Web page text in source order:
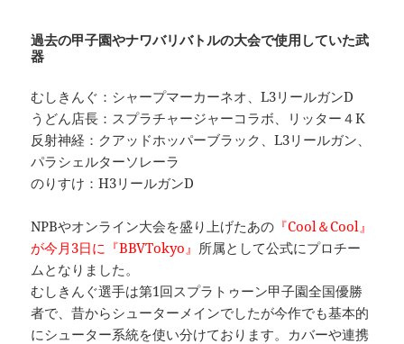
過去の甲子園やナワバリバトルの大会で使用していた武
器
むしきんぐ：シャープマーカーネオ、L3リールガンD
うどん店長：スプラチャージャーコラボ、リッター４K
反射神経：クアッドホッパーブラック、L3リールガン、
パラシェルターソレーラ
のりすけ：H3リールガンD
NPBやオンライン大会を盛り上げたあの 『Cool＆Cool』
が今月3日に『BBVTokyo』 所属として公式にプロチー
ムとなりました。
むしきんぐ選手は第1回スプラトゥーン甲子園全国優勝
者で、昔からシューターメインでしたが今作でも基本的
にシューター系統を使い分けております。カバーや連携